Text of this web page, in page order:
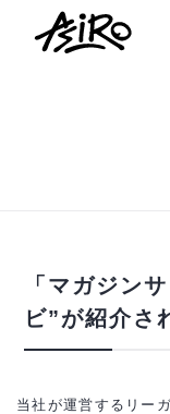
「マガジン
ビ”が紹介さ
当社が運営するリー